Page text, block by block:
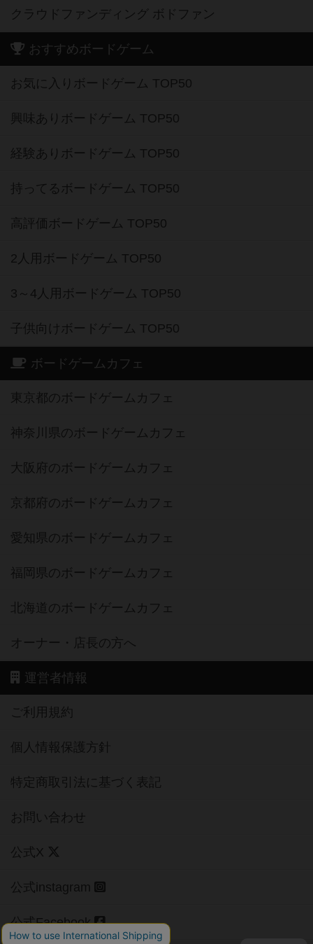
クラウドファンディング ボドファン
おすすめボードゲーム
お気に入りボードゲーム TOP50
興味ありボードゲーム TOP50
経験ありボードゲーム TOP50
持ってるボードゲーム TOP50
高評価ボードゲーム TOP50
2人用ボードゲーム TOP50
3～4人用ボードゲーム TOP50
子供向けボードゲーム TOP50
ボードゲームカフェ
東京都のボードゲームカフェ
神奈川県のボードゲームカフェ
大阪府のボードゲームカフェ
京都府のボードゲームカフェ
愛知県のボードゲームカフェ
福岡県のボードゲームカフェ
北海道のボードゲームカフェ
オーナー・店長の方へ
運営者情報
ご利用規約
個人情報保護方針
特定商取引法に基づく表記
お問い合わせ
公式X
公式instagram
公式Facebook